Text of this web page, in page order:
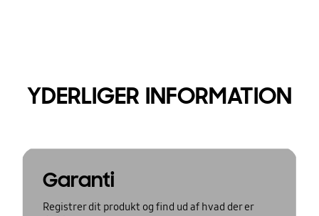
YDERLIGER INFORMATION
Garanti
Registrer dit produkt og find ud af hvad der er